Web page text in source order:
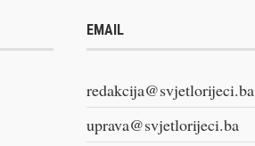
EMAIL
redakcija@svjetlorijeci.ba
uprava@svjetlorijeci.ba